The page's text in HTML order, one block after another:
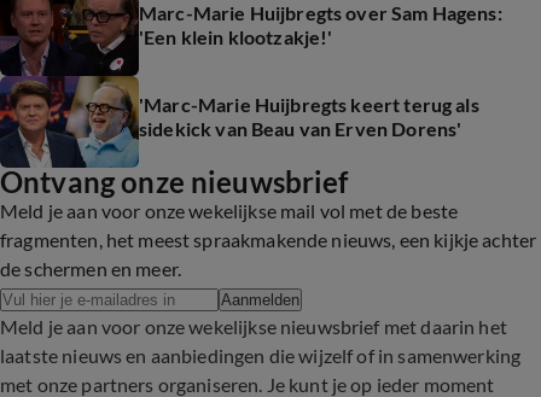
Marc-Marie Huijbregts over Sam Hagens:
'Een klein klootzakje!'
'Marc-Marie Huijbregts keert terug als
sidekick van Beau van Erven Dorens'
Ontvang onze nieuwsbrief
Meld je aan voor onze wekelijkse mail vol met de beste
fragmenten, het meest spraakmakende nieuws, een kijkje achter
de schermen en meer.
Aanmelden
Meld je aan voor onze wekelijkse nieuwsbrief met daarin het
laatste nieuws en aanbiedingen die wijzelf of in samenwerking
met onze partners organiseren. Je kunt je op ieder moment